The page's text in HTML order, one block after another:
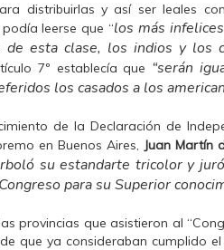
distribuirlas y así ser leales
leerse que “los más
esta clase, los indios y los
7º establecía que “serán
los casados a los
de la Declaración de
en Buenos Aires, Juan Martín
su estandarte tricolor y
para su Superior
provincias que asistieron al
que ya consideraban cumplido